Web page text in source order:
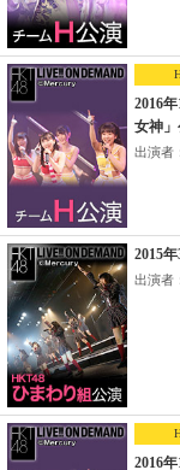
2016
女神
出演者
2015
出演者
2016